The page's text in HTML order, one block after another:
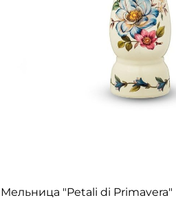
Мельница "Petali di Primavera"